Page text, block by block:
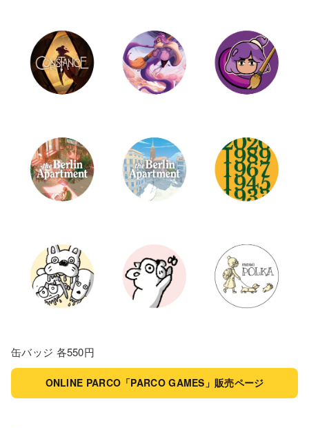
缶バッジ 各550円
ONLINE PARCO「PARCO GAMES」販売ページ